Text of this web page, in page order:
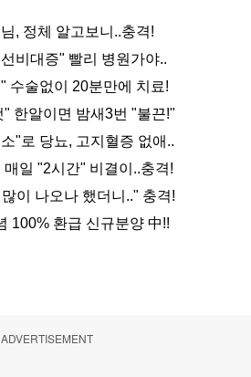
ADVERTISEMENT